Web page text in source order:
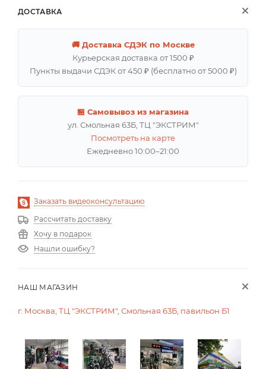
ДОСТАВКА
🚚 Доставка СДЭК по Москве
Курьерская доставка от 1500 ₽
Пункты выдачи СДЭК от 450 ₽ (бесплатно от 5000 ₽)
🏪 Самовывоз из магазина
ул. Смольная 63Б, ТЦ "ЭКСТРИМ"
Посмотреть на карте
Ежедневно 10:00–21:00
Заказать видеоконсультацию
Рассчитать доставку
Хочу в подарок
Нашли ошибку?
НАШ МАГАЗИН
г. Москва, ТЦ "ЭКСТРИМ", Смольная 63Б, павильон Б1